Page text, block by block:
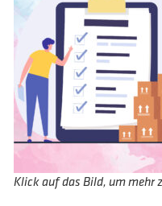
Klick auf das Bild, um mehr